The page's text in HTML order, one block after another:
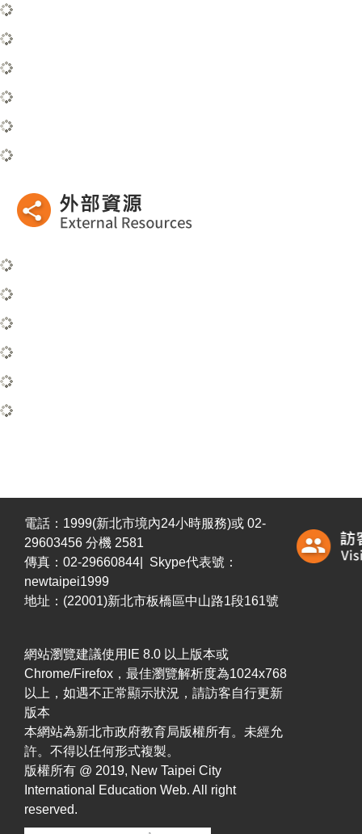
電話：1999(新北市境內24小時服務)或 02-
29603456 分機 2581
傳真：02-29660844| Skype代表號：
newtaipei1999
地址：(22001)新北市板橋區中山路1段161號
網站瀏覽建議使用IE 8.0 以上版本或
Chrome/Firefox，最佳瀏覽解析度為1024x768
以上，如遇不正常顯示狀況，請訪客自行更新
版本
本網站為新北市政府教育局版權所有。未經允
許。不得以任何形式複製。
版權所有 @ 2019, New Taipei City
International Education Web. All right
reserved.